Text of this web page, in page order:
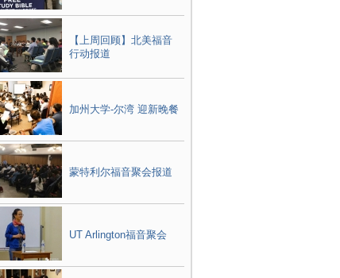
【上周回顾】北美福音
行动报道
加州大学-尔湾 迎新晚餐
蒙特利尔福音聚会报道
UT Arlington福音聚会